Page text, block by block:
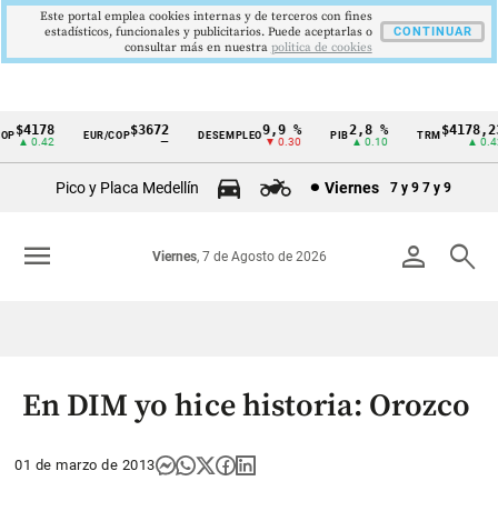
Cintillo
Colombia
$4178
▲ 0.42
EUR/COP$3672 DESEMPLEO 9,9 %
▼ 0.30
PIB2,8 %
▲ 0.10
TRM$4178,23
▲ 0.42
Pico y Placa Medellín Viernes 7 y 9 7 y 9
person search
Viernes, 7 de Agosto de 2026
menu
En DIM yo hice historia: Orozco
01 de marzo de 2013
Este portal emplea cookies internas y de terceros con fines
estadísticos, funcionales y publicitarios. Puede aceptarlas o
consultar más en nuestra politica de cookies
CONTINUAR